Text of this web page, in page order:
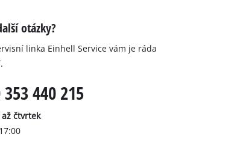
otázky?
linka Einhell Service vám je ráda
353 440 215
čtvrtek